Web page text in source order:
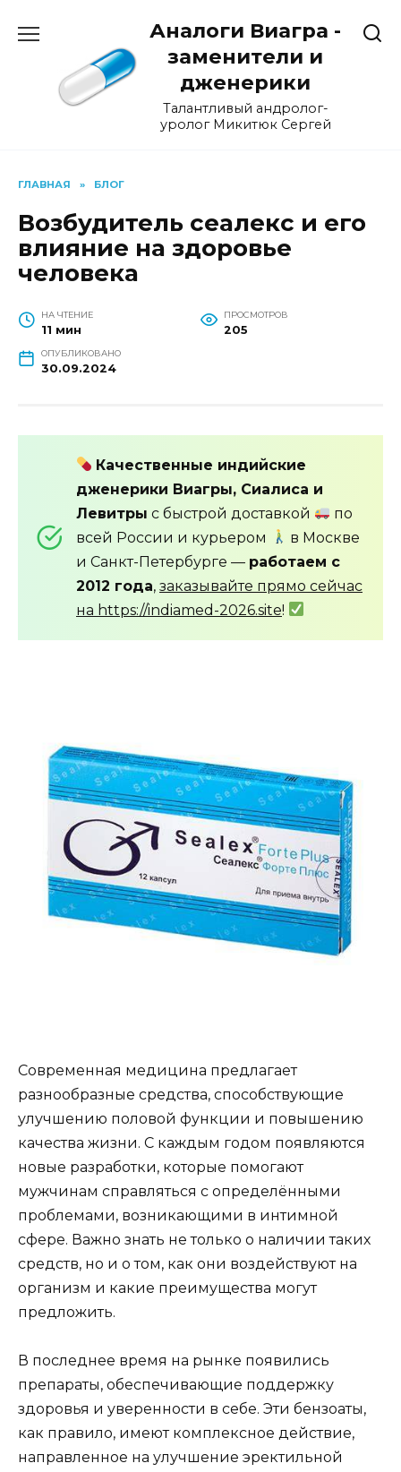
Аналоги Виагра -
заменители и
дженерики
Талантливый андролог-
уролог Микитюк Сергей
ГЛАВНАЯ » БЛОГ
Возбудитель сеалекс и его
влияние на здоровье
человека
НА ЧТЕНИЕ
11 мин
ПРОСМОТРОВ
205
ОПУБЛИКОВАНО
30.09.2024
Качественные индийские
дженерики Виагры, Сиалиса и
Левитры с быстрой доставкой
по
всей России и курьером
в Москве
и Санкт-Петербурге — работаем с
2012 года, заказывайте прямо сейчас
на https://indiamed-2026.site!
Современная медицина предлагает
разнообразные средства, способствующие
улучшению половой функции и повышению
качества жизни. С каждым годом появляются
новые разработки, которые помогают
мужчинам справляться с определёнными
проблемами, возникающими в интимной
сфере. Важно знать не только о наличии таких
средств, но и о том, как они воздействуют на
организм и какие преимущества могут
предложить.
В последнее время на рынке появились
препараты, обеспечивающие поддержку
здоровья и уверенности в себе. Эти бензоаты,
как правило, имеют комплексное действие,
направленное на улучшение эректильной